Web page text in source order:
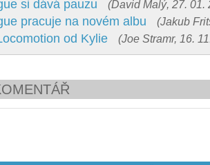
si dává pauzu (David Malý, 27. 01.
pracuje na novém albu (Jakub
od Kylie (Joe Stramr, 16.